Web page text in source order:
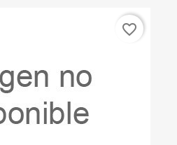
favorite_border